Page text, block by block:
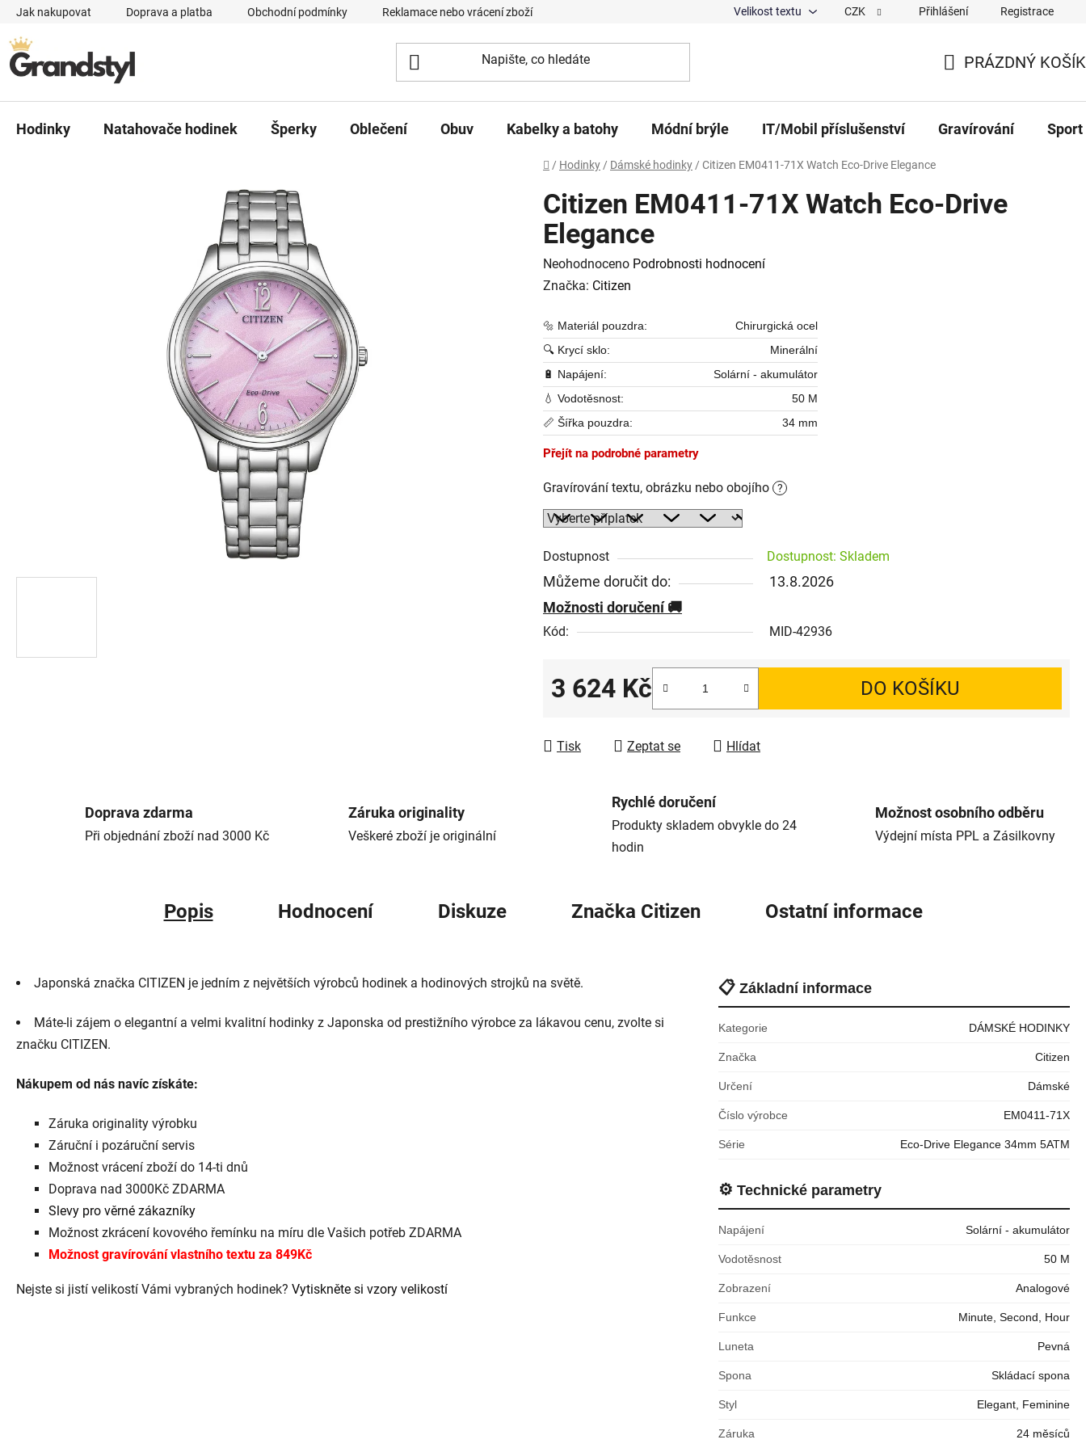
Přejít na obsah
Jak nakupovat Doprava a platba Obchodní podmínky Reklamace nebo vrácení zboží Podmínky ochrany osobních údajů O nás Magazín Hodnocení obchodu
Velikost textu CZK Přihlášení Registrace
PRÁZDNÝ KOŠÍK
Hodinky Natahovače hodinek Šperky Oblečení Obuv Kabelky a batohy Módní brýle IT/Mobil příslušenství Gravírování Sport
Domů
/ Hodinky / Dámské hodinky / Citizen EM0411-71X Watch Eco-Drive Elegance
Citizen EM0411-71X Watch Eco-Drive
Elegance
Průměrné hodnocení produktu je 0,0 z 5 hvězdiček.
Neohodnoceno Podrobnosti hodnocení
Značka: Citizen
🔩 Materiál pouzdra:
Chirurgická ocel
🔍 Krycí sklo:
Minerální
🔋 Napájení:
Solární - akumulátor
💧 Vodotěsnost:
50 M
📏 Šířka pouzdra:
34 mm
Přejít na podrobné parametry
Gravírování textu, obrázku nebo obojího ?
Dostupnost Dostupnost: Skladem
Můžeme doručit do:
13.8.2026
Možnosti doručení
Kód: MID-42936
3 624 Kč DO KOŠÍKU
Tisk Zeptat se Hlídat
Doprava zdarma
Při objednání zboží nad 3000 Kč
Záruka originality
Veškeré zboží je originální
Rychlé doručení
Produkty skladem obvykle do 24
hodin
Možnost osobního odběru
Výdejní místa PPL a Zásilkovny
Popis Hodnocení Diskuze Značka Citizen Ostatní informace
Japonská značka CITIZEN je jedním z největších výrobců hodinek a hodinových strojků na světě.
Máte-li zájem o elegantní a velmi kvalitní hodinky z Japonska od prestižního výrobce za lákavou cenu, zvolte si
značku CITIZEN.
Nákupem od nás navíc získáte:
Záruka originality výrobku
Záruční i pozáruční servis
Možnost vrácení zboží do 14-ti dnů
Doprava nad 3000Kč ZDARMA
Slevy pro věrné zákazníky
Možnost zkrácení kovového řemínku na míru dle Vašich potřeb ZDARMA
Možnost gravírování vlastního textu za 849Kč
Nejste si jistí velikostí Vámi vybraných hodinek? Vytiskněte si vzory velikostí
📋 Základní informace
Kategorie DÁMSKÉ HODINKY
Značka Citizen
Určení Dámské
Číslo výrobce EM0411-71X
Série Eco-Drive Elegance 34mm 5ATM
⚙️ Technické parametry
Napájení Solární - akumulátor
Vodotěsnost 50 M
Zobrazení Analogové
Funkce Minute, Second, Hour
Luneta Pevná
Spona Skládací spona
Styl Elegant, Feminine
Záruka 24 měsíců